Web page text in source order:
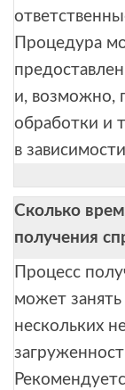
Процедура
и, возможно,
обработки и
в
Сколько
получения
Процесс
может
нескольких